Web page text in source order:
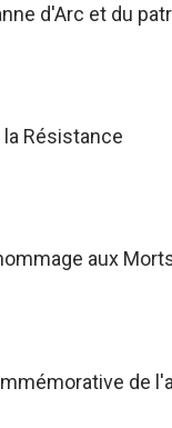
d'Arc et du
Résistance
aux
de